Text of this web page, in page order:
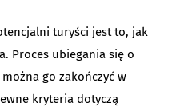
turyści jest to, jak
Proces ubiegania się o
go zakończyć w
kryteria dotyczą